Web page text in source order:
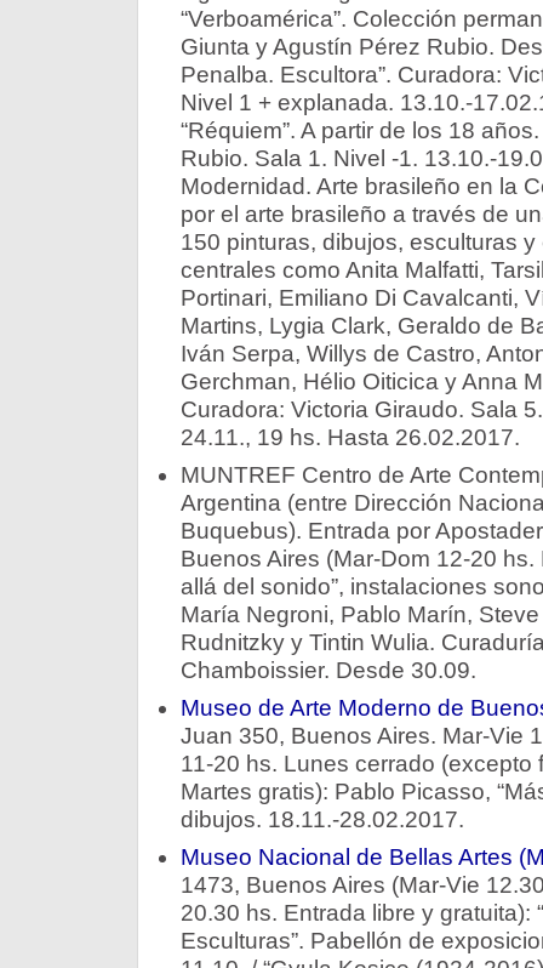
“Verboamérica”. Colección
Giunta y Agustín Pérez Rubio.
Penalba. Escultora”. Curadora:
Nivel 1 + explanada. 13.10.-
“Réquiem”. A partir de los 18
Rubio. Sala 1. Nivel -1. 13.10.-
Modernidad. Arte brasileño en la
por el arte brasileño a través de
150 pinturas, dibujos, esculturas
centrales como Anita Malfatti,
Portinari, Emiliano Di Cavalcanti,
Martins, Lygia Clark, Geraldo de
Iván Serpa, Willys de Castro,
Gerchman, Hélio Oiticica y Anna
Curadora: Victoria Giraudo. Sala
24.11., 19 hs. Hasta 26.02.2017.
MUNTREF Centro de Arte
Argentina (entre Dirección
Buquebus). Entrada por
Buenos Aires (Mar-Dom 12-20 hs.
allá del sonido”, instalaciones
María Negroni, Pablo Marín,
Rudnitzky y Tintin Wulia.
Chamboissier. Desde 30.09.
Museo de Arte Moderno de
Juan 350, Buenos Aires. Mar-Vie
11-20 hs. Lunes cerrado (excepto
Martes gratis): Pablo Picasso,
dibujos. 18.11.-28.02.2017.
Museo Nacional de Bellas Artes
1473, Buenos Aires (Mar-Vie
20.30 hs. Entrada libre y gratuita):
Esculturas”. Pabellón de